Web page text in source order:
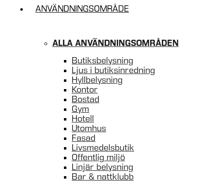
ANVÄNDNINGSOMRÅDE
ALLA ANVÄNDNINGSOMRÅDEN
Butiksbelysning
Ljus i butiksinredning
Hyllbelysning
Kontor
Bostad
Gym
Hotell
Utomhus
Fasad
Livsmedelsbutik
Offentlig miljö
Linjär belysning
Bar & nattklubb